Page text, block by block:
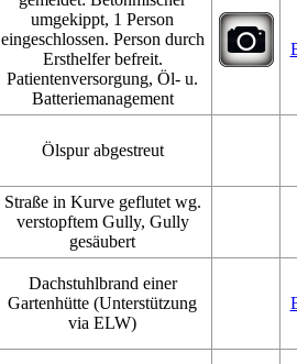
umgekippt, 1 Person
eingeschlossen. Person durch
Ersthelfer befreit.
Patientenversorgung, Öl- u.
Batteriemanagement
Ölspur abgestreut
Straße in Kurve geflutet wg.
verstopftem Gully, Gully
gesäubert
Dachstuhlbrand einer
Gartenhütte (Unterstützung
via ELW)